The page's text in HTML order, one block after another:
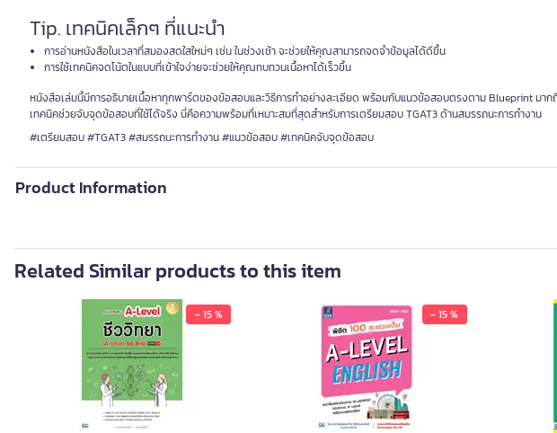
Tip. เทคนิคเล็กๆ ที่แนะนำ
การอ่านหนังสือในเวลาที่สมองสดใสใหม่ๆ เช่น ในช่วงเช้า จะช่วยให้คุณสามารถจดจำข้อมูลได้ดีขึ้น
การใช้เทคนิคจดโน้ตในแบบที่เข้าใจง่ายจะช่วยให้คุณทบทวนเนื้อหาได้เร็วขึ้น
หนังสือเล่มนี้มีการอธิบายเนื้อหาทุกพาร์ตของข้อสอบและวิธีการทำอย่างละเอียด พร้อมกับแนวข้อสอบตรงตาม Blueprint มา
เทคนิคช่วยจับจุดข้อสอบที่ใช้ได้จริง นี่คือความพร้อมที่เหมาะสมที่สุดสำหรับการเตรียมสอบ TGAT3 ด้านสมรรถนะการทำงาน
#เตรียมสอบ #TGAT3 #สมรรถนะการทำงาน #แนวข้อสอบ #เทคนิคจับจุดข้อสอบ
Product Information
Related Similar products to this item
- 15 % - 15 %